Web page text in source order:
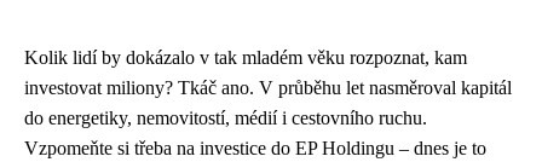
Kolik lidí by dokázalo v tak mladém věku rozpoznat, kam
investovat miliony? Tkáč ano. V průběhu let nasměroval kapitál
do energetiky, nemovitostí, médií i cestovního ruchu.
Vzpomeňte si třeba na investice do EP Holdingu – dnes je to